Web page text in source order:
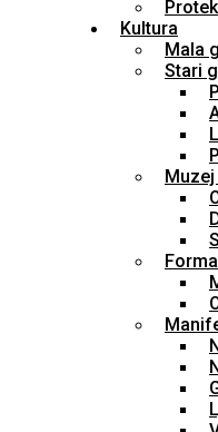
Kultura
Mala
Stari
Muzej